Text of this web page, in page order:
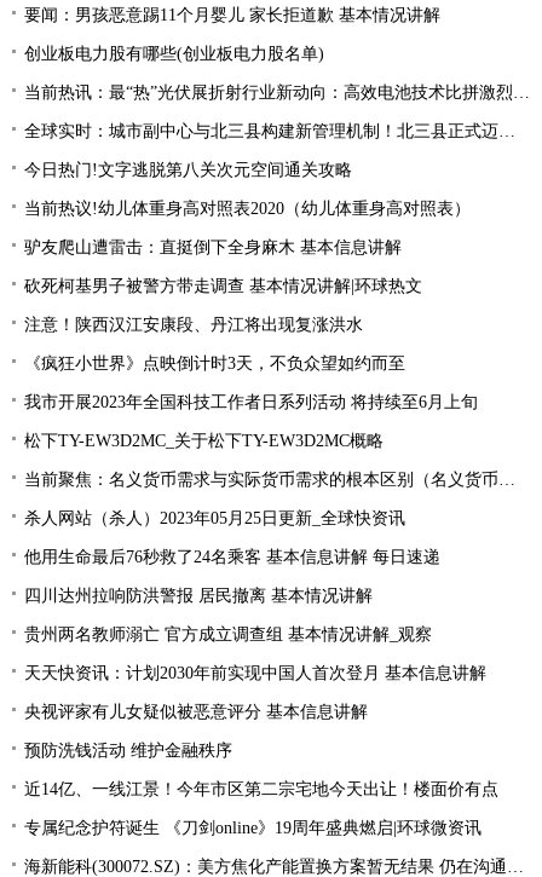
要闻：男孩恶意踢11个月婴儿 家长拒道歉 基本情况讲解
创业板电力股有哪些(创业板电力股名单)
当前热讯：最“热”光伏展折射行业新动向：高效电池技术比拼激烈 光伏厂商掘金第二赛道
全球实时：城市副中心与北三县构建新管理机制！北三县正式迈入“北京管理”时代！
今日热门!文字逃脱第八关次元空间通关攻略
当前热议!幼儿体重身高对照表2020（幼儿体重身高对照表）
驴友爬山遭雷击：直挺倒下全身麻木 基本信息讲解
砍死柯基男子被警方带走调查 基本情况讲解|环球热文
注意！陕西汉江安康段、丹江将出现复涨洪水
《疯狂小世界》点映倒计时3天，不负众望如约而至
我市开展2023年全国科技工作者日系列活动 将持续至6月上旬
松下TY-EW3D2MC_关于松下TY-EW3D2MC概略
当前聚焦：名义货币需求与实际货币需求的根本区别（名义货币需求与实际货币需求）
杀人网站（杀人）2023年05月25日更新_全球快资讯
他用生命最后76秒救了24名乘客 基本信息讲解 每日速递
四川达州拉响防洪警报 居民撤离 基本情况讲解
贵州两名教师溺亡 官方成立调查组 基本情况讲解_观察
天天快资讯：计划2030年前实现中国人首次登月 基本信息讲解
央视评家有儿女疑似被恶意评分 基本信息讲解
预防洗钱活动 维护金融秩序
近14亿、一线江景！今年市区第二宗宅地今天出让！楼面价有点
专属纪念护符诞生 《刀剑online》19周年盛典燃启|环球微资讯
海新能科(300072.SZ)：美方焦化产能置换方案暂无结果 仍在沟通过程中|环球观点